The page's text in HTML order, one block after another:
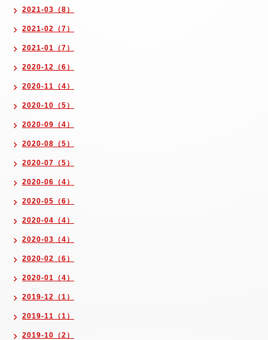
2021-03（8）
2021-02（7）
2021-01（7）
2020-12（6）
2020-11（4）
2020-10（5）
2020-09（4）
2020-08（5）
2020-07（5）
2020-06（4）
2020-05（6）
2020-04（4）
2020-03（4）
2020-02（6）
2020-01（4）
2019-12（1）
2019-11（1）
2019-10（2）